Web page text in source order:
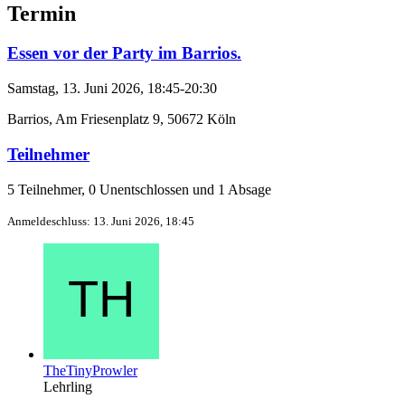
Termin
Essen vor der Party im Barrios.
Samstag, 13. Juni 2026, 18:45-20:30
Barrios, Am Friesenplatz 9, 50672 Köln
Teilnehmer
5 Teilnehmer, 0 Unentschlossen und 1 Absage
Anmeldeschluss: 13. Juni 2026, 18:45
TheTinyProwler
Lehrling